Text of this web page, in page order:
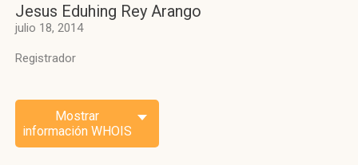
Jesus Eduhing Rey Arango
julio 18, 2014
Registrador
Mostrar
información WHOIS